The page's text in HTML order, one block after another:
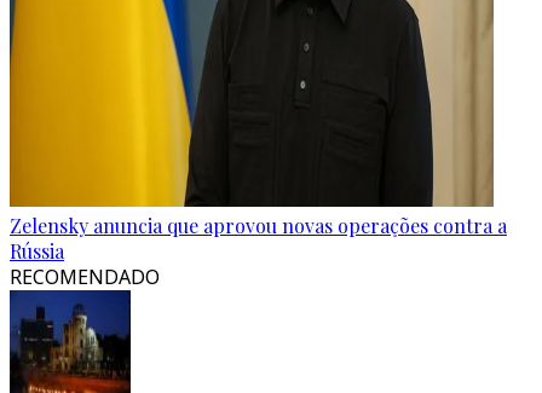
Zelensky anuncia que aprovou novas operações contra a
Rússia
RECOMENDADO